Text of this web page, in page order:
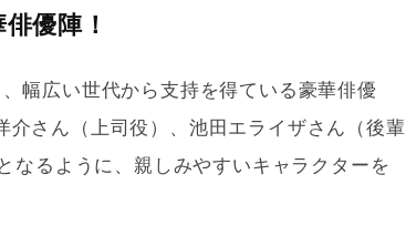
優陣！
幅広い世代から支持を得ている豪華俳優
介さん（上司役）、池田エライザさん（後輩
なるように、親しみやすいキャラクターを